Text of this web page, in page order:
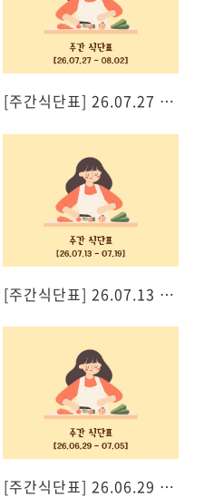
[주간식단표] 26.07.27 - 08.02
[주간식단표] 26.07.13 - 07.19
[주간식단표] 26.06.29 - 07.05